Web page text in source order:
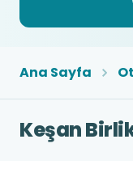
Ana Sayfa
Keşan